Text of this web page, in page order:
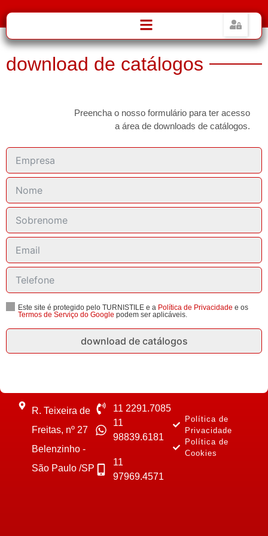
download de catálogos
Preencha o nosso formulário para ter acesso
a área de downloads de catálogos.
Este site é protegido pelo TURNISTILE e a Política de Privacidade e os
Termos de Serviço do Google podem ser aplicáveis.
download de catálogos
R. Teixeira de
Freitas, nº 27
Belenzinho -
São Paulo /SP
11 2291.7085
11
98839.6181
11
97969.4571
Política de
Privacidade
Política de
Cookies